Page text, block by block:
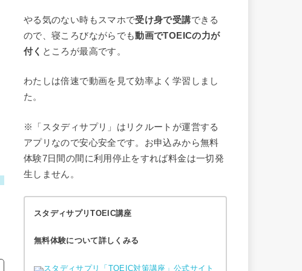
やる気のない時もスマホで受け身で受講できる
ので、寝ころびながらでも動画でTOEICの力が
付く ところが最高です。
わたしは倍速で動画を見て効率よく学習しまし
た。
※「スタディサプリ」はリクルートが運営する
アプリなので安心安全です。お申込みから無料
体験7日間の間に利用停止をすれば料金は一切発
生しません。
スタディサプリTOEIC講座
無料体験について詳しくみる
スタディサプリ「TOEIC対策講座」公式サイト